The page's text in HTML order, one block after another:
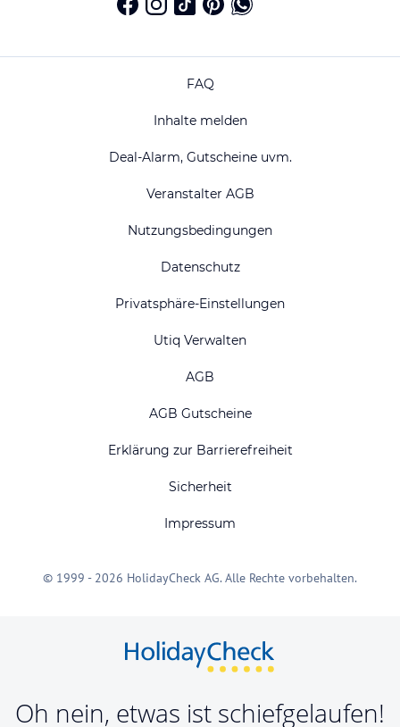
FAQ
Inhalte melden
Deal-Alarm, Gutscheine uvm.
Veranstalter AGB
Nutzungsbedingungen
Datenschutz
Privatsphäre-Einstellungen
Utiq Verwalten
AGB
AGB Gutscheine
Erklärung zur Barrierefreiheit
Sicherheit
Impressum
© 1999 - 2026 HolidayCheck AG. Alle Rechte vorbehalten.
Oh nein, etwas ist schiefgelaufen!